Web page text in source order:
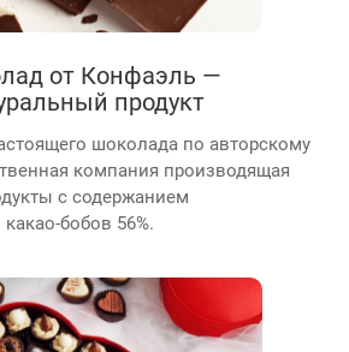
от Конфаэль —
продукт
шоколада по авторскому
компания производящая
с содержанием
какао-бобов 56%.